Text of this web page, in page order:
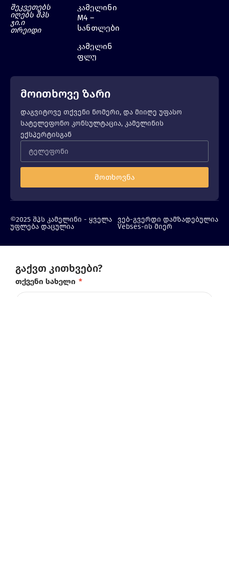
შეკვეთებს
იღებს შპს
ჯი.ი
თრეიდი
კამელინი
M4 –
სანთლები
კამელინ
ფლუ
მოითხოვე ზარი
დაგვიტოვე თქვენი ნომერი, და მიიღე უფასო
სატელეფონო კონსულტაცია, კამელინის
ექსპერტისგან
მოთხოვნა
©2025 შპს კამელინი - ყველა
უფლება დაცულია
ვებ-გვერდი დამზადებულია
Vebses-ის მიერ
გაქვთ კითხვები?
თქვენი სახელი *